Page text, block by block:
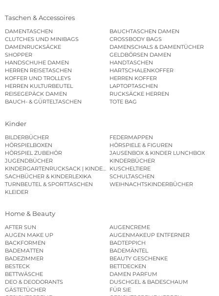
Taschen & Accessoires
DAMENTASCHEN
BAUCHTASCHEN DAMEN
CLUTCHES UND MINIBAGS
CROSSBODY BAGS
DAMENRUCKSÄCKE
DAMENSCHALS & DAMENTÜCHER
SHOPPER
GELDBÖRSEN DAMEN
HANDSCHUHE DAMEN
HANDTASCHEN
HERREN REISETASCHEN
HARTSCHALENKOFFER
KOFFER UND TROLLEYS
HERREN KOFFER
HERREN KULTURBEUTEL
LAPTOPTASCHEN
REISEGEPÄCK DAMEN
RUCKSÄCKE HERREN
BAUCH- & GÜRTELTASCHEN
TOTE BAG
Kinder
BILDERBÜCHER
FEDERMAPPEN
HÖRSPIELBOXEN
HÖRSPIELE & FIGUREN
HÖRSPIEL ZUBEHÖR
JAUSENBOX & KINDER LUNCHBOX
JUGENDBÜCHER
KINDERBÜCHER
KINDERGARTENRUCKSACK | KINDERGARTENBEUTEL
KUSCHELTIERE
SACHBÜCHER & KINDERLEXIKA
SCHULTASCHEN
TURNBEUTEL & SPORTTASCHEN
WEIHNACHTSKINDERBÜCHER
KLEIDER
Home & Beauty
AFTER SUN
AUGENCREME
AUGEN MAKE UP
AUGENMAKEUP ENTFERNER
BACKFORMEN
BADTEPPICH
BADEMATTEN
BADEMÄNTEL
BADEZIMMER
BEAUTY GESCHENKE
BESTECK
BETTDECKEN
BETTWÄSCHE
DAMEN PARFUM
DEO & DEODORANTS
DUSCHGEL & BADESCHAUM
GÄSTETÜCHER
FÜR SIE